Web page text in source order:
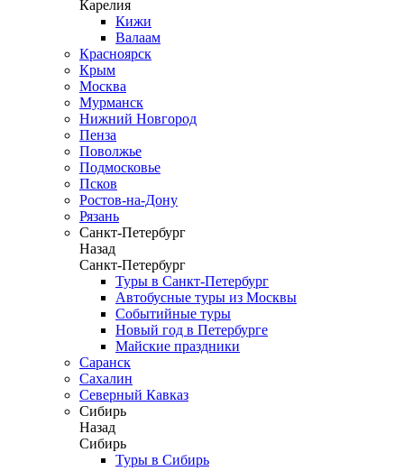
Карелия
Кижи
Валаам
Красноярск
Крым
Москва
Мурманск
Нижний Новгород
Пенза
Поволжье
Подмосковье
Псков
Ростов-на-Дону
Рязань
Санкт-Петербург
Назад
Санкт-Петербург
Туры в Санкт-Петербург
Автобусные туры из Москвы
Событийные туры
Новый год в Петербурге
Майские праздники
Саранск
Сахалин
Северный Кавказ
Сибирь
Назад
Сибирь
Туры в Сибирь